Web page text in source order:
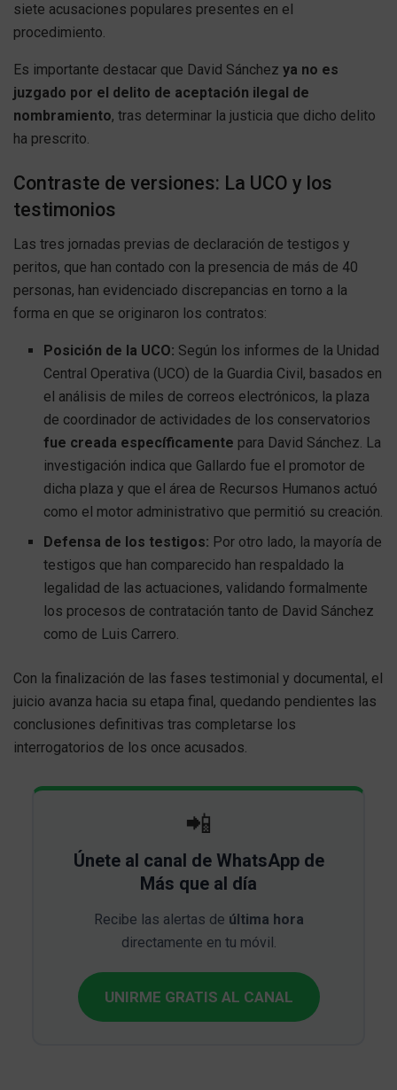
siete acusaciones populares presentes en el
procedimiento.
Es importante destacar que David Sánchez ya no es
juzgado por el delito de aceptación ilegal de
nombramiento, tras determinar la justicia que dicho delito
ha prescrito.
Contraste de versiones: La UCO y los
testimonios
Las tres jornadas previas de declaración de testigos y
peritos, que han contado con la presencia de más de 40
personas, han evidenciado discrepancias en torno a la
forma en que se originaron los contratos:
Posición de la UCO: Según los informes de la Unidad
Central Operativa (UCO) de la Guardia Civil, basados en
el análisis de miles de correos electrónicos, la plaza
de coordinador de actividades de los conservatorios
fue creada específicamente para David Sánchez. La
investigación indica que Gallardo fue el promotor de
dicha plaza y que el área de Recursos Humanos actuó
como el motor administrativo que permitió su creación.
Defensa de los testigos: Por otro lado, la mayoría de
testigos que han comparecido han respaldado la
legalidad de las actuaciones, validando formalmente
los procesos de contratación tanto de David Sánchez
como de Luis Carrero.
Con la finalización de las fases testimonial y documental, el
juicio avanza hacia su etapa final, quedando pendientes las
conclusiones definitivas tras completarse los
interrogatorios de los once acusados.
📲
Únete al canal de WhatsApp de
Más que al día
Recibe las alertas de última hora
directamente en tu móvil.
UNIRME GRATIS AL CANAL